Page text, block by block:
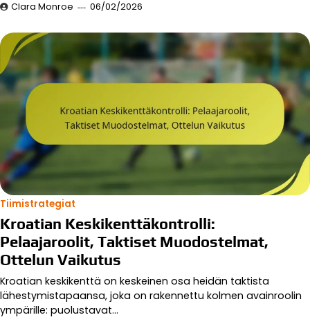
Clara Monroe 06/02/2026
Tiimistrategiat
Kroatian Keskikenttäkontrolli:
Pelaajaroolit, Taktiset Muodostelmat,
Ottelun Vaikutus
Kroatian keskikenttä on keskeinen osa heidän taktista
lähestymistapaansa, joka on rakennettu kolmen avainroolin
ympärille: puolustavat…